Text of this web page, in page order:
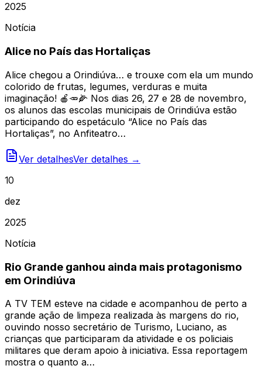
2025
Notícia
Alice no País das Hortaliças
Alice chegou a Orindiúva… e trouxe com ela um mundo
colorido de frutas, legumes, verduras e muita
imaginação! 🍎🥕🌽 Nos dias 26, 27 e 28 de novembro,
os alunos das escolas municipais de Orindiúva estão
participando do espetáculo “Alice no País das
Hortaliças”, no Anfiteatro…
Ver detalhesVer detalhes →
10
dez
2025
Notícia
Rio Grande ganhou ainda mais protagonismo
em Orindiúva
A TV TEM esteve na cidade e acompanhou de perto a
grande ação de limpeza realizada às margens do rio,
ouvindo nosso secretário de Turismo, Luciano, as
crianças que participaram da atividade e os policiais
militares que deram apoio à iniciativa. Essa reportagem
mostra o quanto a…